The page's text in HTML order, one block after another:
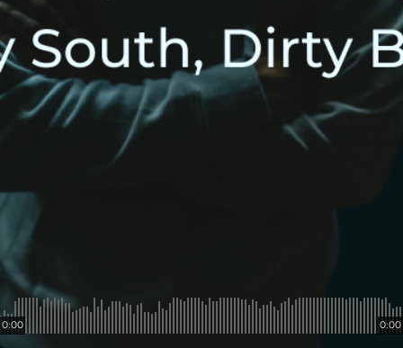
0:00 0:00